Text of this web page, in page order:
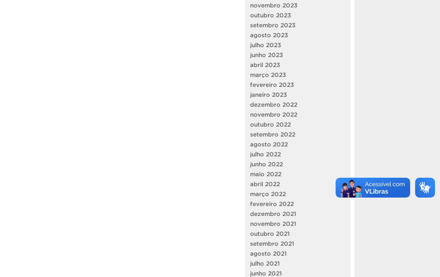
novembro 2023
outubro 2023
setembro 2023
agosto 2023
julho 2023
junho 2023
abril 2023
março 2023
fevereiro 2023
janeiro 2023
dezembro 2022
novembro 2022
outubro 2022
setembro 2022
agosto 2022
julho 2022
junho 2022
maio 2022
abril 2022
março 2022
fevereiro 2022
dezembro 2021
novembro 2021
outubro 2021
setembro 2021
agosto 2021
julho 2021
junho 2021